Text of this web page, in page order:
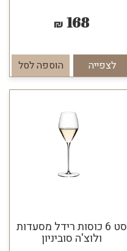
168
₪
לצפייה הוספה לסל
סט 6 כוסות רידל מסעדות
ולוצ'ה סוביניון